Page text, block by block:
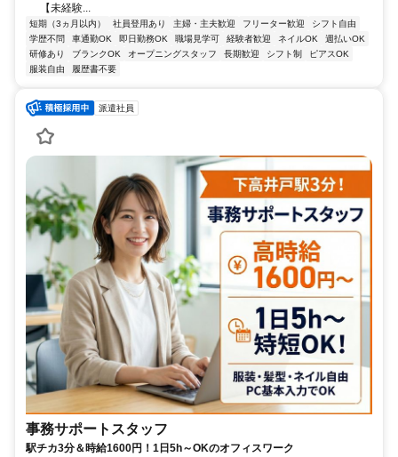
【未経験...
短期（3ヵ月以内） 社員登用あり 主婦・主夫歓迎 フリーター歓迎
シフト自由
学歴不問
車通勤OK 即日勤務OK 職場見学可 経験者歓迎 ネイルOK
週払いOK
研修あり
ブランクOK オープニングスタッフ 長期歓迎 シフト制
ピアスOK
服装自由
履歴書不要
派遣社員
事務サポートスタッフ
駅チカ3分＆時給1600円！1日5h～OKのオフィスワーク